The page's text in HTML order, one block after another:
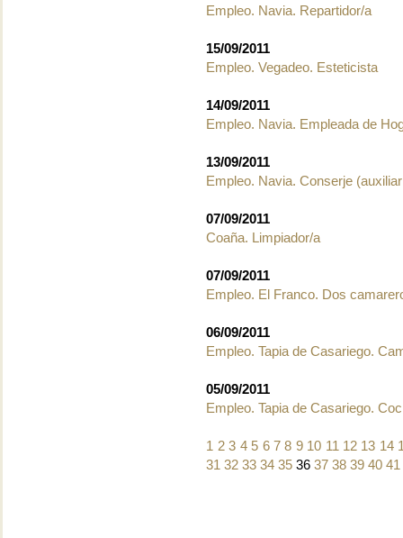
Empleo. Navia. Repartidor/a
15/09/2011
Empleo. Vegadeo. Esteticista
14/09/2011
Empleo. Navia. Empleada de
13/09/2011
Empleo. Navia. Conserje
07/09/2011
Coaña. Limpiador/a
07/09/2011
Empleo. El Franco. Dos
06/09/2011
Empleo. Tapia de Casariego.
05/09/2011
Empleo. Tapia de Casariego.
1 2 3 4 5 6 7 8 9 10 11 12 13 14
31 32 33 34 35 3637 38 39 40 41